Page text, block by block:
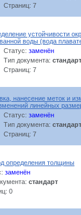
Страниц: 7
устойчивости
воды (вода
Статус: заменён
Тип документа: стандарт
Страниц: 7
нанесение меток и
линейных
Статус: заменён
Тип документа: стандарт
Страниц: 7
определения толщины
заменён
стандарт
0